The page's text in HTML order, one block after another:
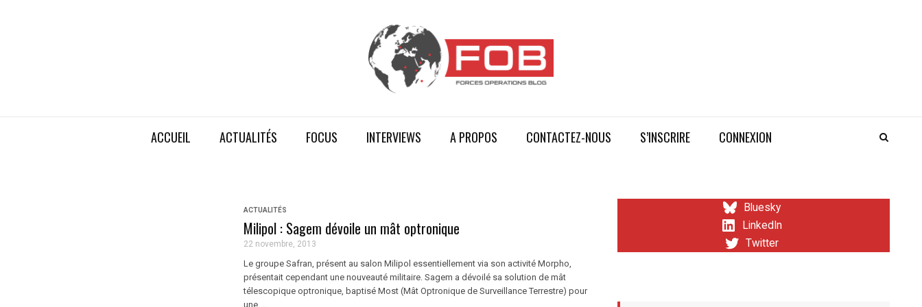
ACCUEIL ACTUALITÉS FOCUS INTERVIEWS A PROPOS CONTACTEZ-NOUS S’INSCRIRE CONNEXION
ACTUALITÉS
Milipol : Sagem dévoile un mât optronique
22 novembre, 2013
Le groupe Safran, présent au salon Milipol essentiellement via son activité Morpho,
présentait cependant une nouveauté militaire. Sagem a dévoilé sa solution de mât
télescopique optronique, baptisé Most (Mât Optronique de Surveillance Terrestre) pour
une ...
Bluesky
LinkedIn
Twitter